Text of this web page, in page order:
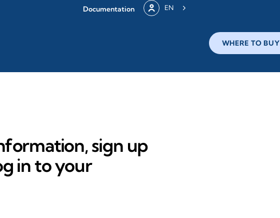
Documentation EN
WHERE TO BUY
sign up
in to your